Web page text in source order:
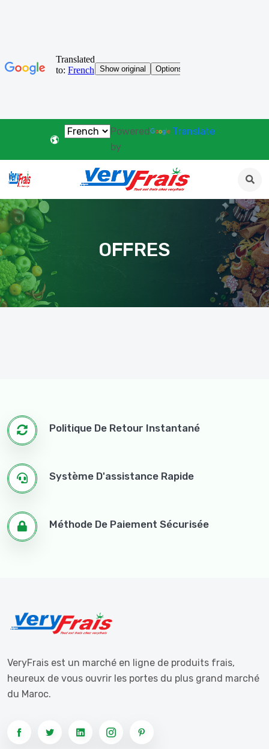
Powered
by
Translate
OFFRES
Politique De Retour Instantané
Système D'assistance Rapide
Méthode De Paiement Sécurisée
VeryFrais est un marché en ligne de produits frais,
heureux de vous ouvrir les portes du plus grand marché
du Maroc.